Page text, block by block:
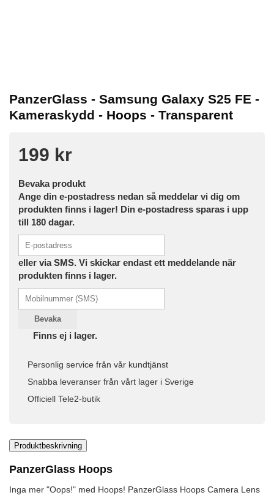
PanzerGlass - Samsung Galaxy S25 FE -
Kameraskydd - Hoops - Transparent
199 kr
Bevaka produkt
Ange din e-postadress nedan så meddelar vi dig om
produkten finns i lager! Din e-postadress sparas i upp
till 180 dagar.
eller via SMS. Vi skickar endast ett meddelande när
produkten finns i lager.
Bevaka
Finns ej i lager.
Personlig service från vår kundtjänst
Snabba leveranser från vårt lager i Sverige
Officiell Tele2-butik
Produktbeskrivning
PanzerGlass Hoops
Inga mer "Oops!" med Hoops! PanzerGlass Hoops Camera Lens